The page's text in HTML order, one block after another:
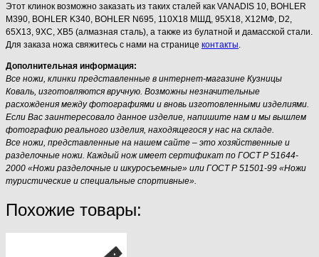
Этот клинок возможно заказать из таких сталей как VANADIS 10, BOHLER
M390, BOHLER K340, BOHLER N695, 110Х18 МШД, 95Х18, Х12МФ, D2,
65Х13, 9ХС, ХВ5 (алмазная сталь), а также из булатной и дамасской стали.
Для заказа ножа свяжитесь с нами на странице контакты.
Дополнительная информация:
Все ножи, клинки представленные в интернет-магазине Кузницы
Коваль, изготовляются вручную. Возможны незначительные
расхождения между фотографиями и вновь изготовленными изделиями.
Если Вас заинтересовало данное изделие, напишите нам и мы вышлем
фотографию реального изделия, находящегося у нас на складе.
Все ножи, представленные на нашем сайте – это хозяйственные и
разделочные ножи. Каждый нож имеет сертификат по ГОСТ Р 51644-
2000 «Ножи разделочные и шкуросъемные» или ГОСТ Р 51501-99 «Ножи
туристические и специальные спортивные».
Похожие товары: